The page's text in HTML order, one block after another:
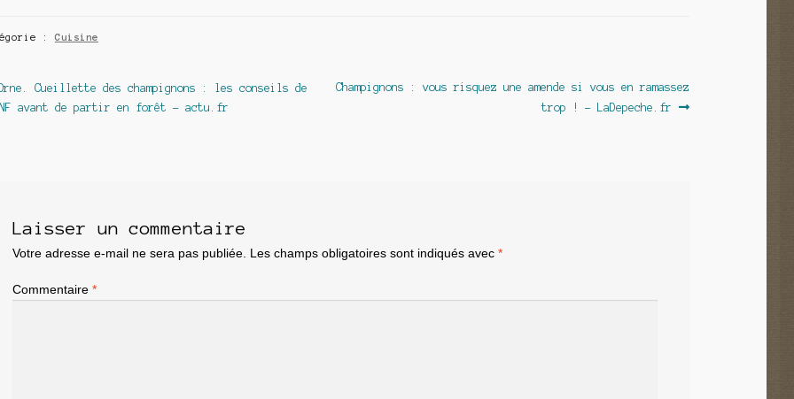
: Cuisine
:
Cueillette des champignons : les conseils de
avant de partir en forêt – actu.fr
Article
Champignons : vous risquez une amende si vous en ramassez
trop ! – LaDepeche.fr
Laisser un commentaire
Votre adresse e-mail ne sera pas publiée. Les champs obligatoires sont indiqués avec *
Commentaire *